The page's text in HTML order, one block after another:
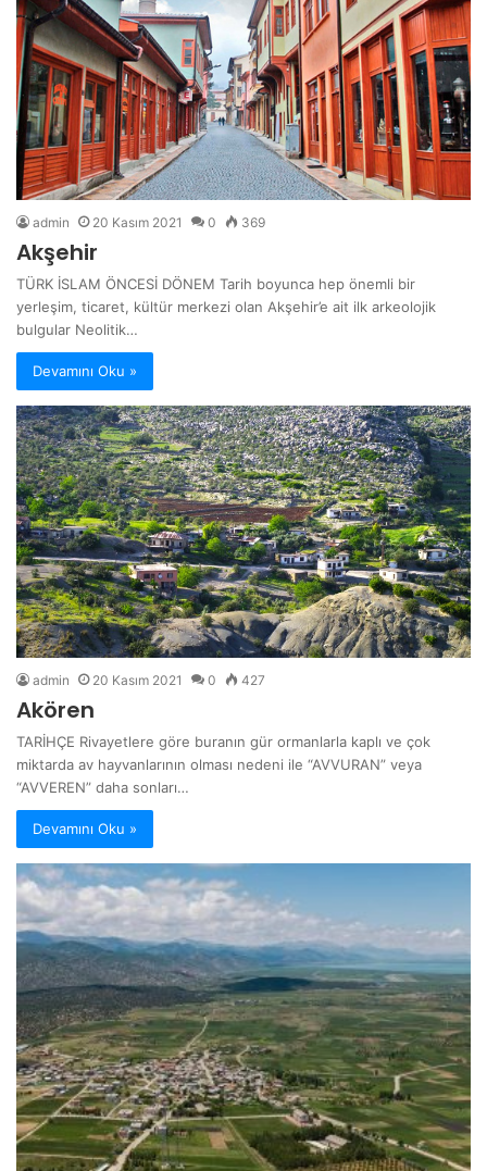
admin 20 Kasım 2021 0 369
Akşehir
TÜRK İSLAM ÖNCESİ DÖNEM Tarih boyunca hep önemli bir
yerleşim, ticaret, kültür merkezi olan Akşehir’e ait ilk arkeolojik
bulgular Neolitik…
Devamını Oku »
admin 20 Kasım 2021 0 427
Akören
TARİHÇE Rivayetlere göre buranın gür ormanlarla kaplı ve çok
miktarda av hayvanlarının olması nedeni ile “AVVURAN” veya
“AVVEREN” daha sonları…
Devamını Oku »